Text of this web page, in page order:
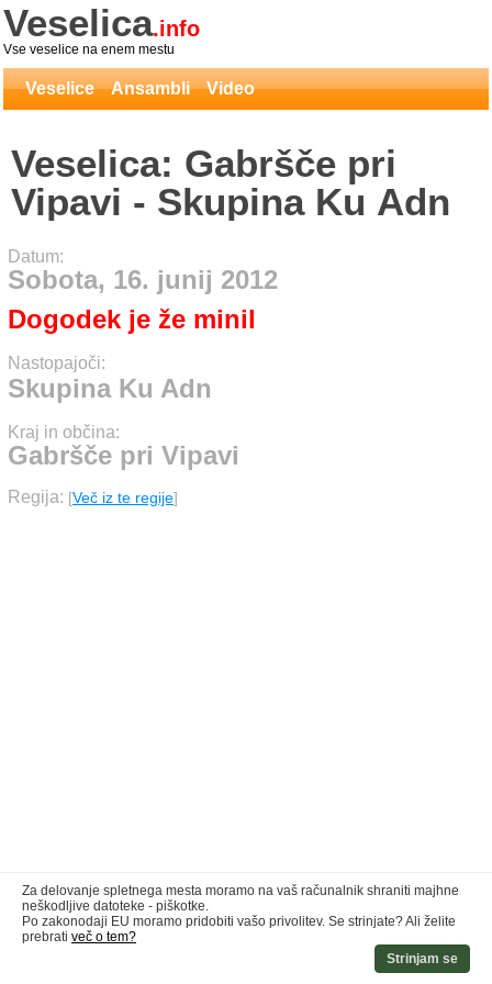
Veselica.info
Vse veselice na enem mestu
Veselice Ansambli Video
Veselica: Gabršče pri
Vipavi - Skupina Ku Adn
Datum:
Sobota, 16. junij 2012
Dogodek je že minil
Nastopajoči:
Skupina Ku Adn
Kraj in občina:
Gabršče pri Vipavi
Regija: [Več iz te regije]
Za delovanje spletnega mesta moramo na vaš računalnik shraniti majhne
neškodljive datoteke - piškotke.
Po zakonodaji EU moramo pridobiti vašo privolitev. Se strinjate? Ali želite
prebrati več o tem?
Strinjam se